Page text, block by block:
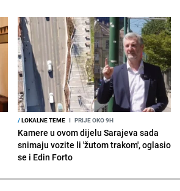
/LOKALNE TEME I PRIJE OKO 9H
Kamere u ovom dijelu Sarajeva sada
snimaju vozite li 'žutom trakom', oglasio
se i Edin Forto